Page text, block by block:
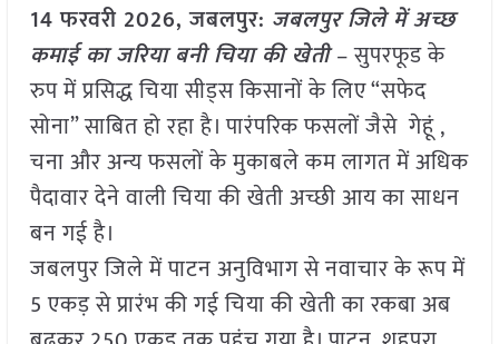
14 फरवरी 2026, जबलपुर: जबलपुर जिले में अच्छ
कमाई का जरिया बनी चिया की खेती– सुपरफूड के
रुप में प्रसिद्ध चिया सीड्स किसानों के लिए “सफेद
सोना” साबित हो रहा है। पारंपरिक फसलों जैसे गेहूं ,
चना और अन्य फसलों के मुकाबले कम लागत में अधिक
पैदावार देने वाली चिया की खेती अच्छी आय का साधन
बन गई है।
जबलपुर जिले में पाटन अनुविभाग से नवाचार के रूप में
5 एकड़ से प्रारंभ की गई चिया की खेती का रकबा अब